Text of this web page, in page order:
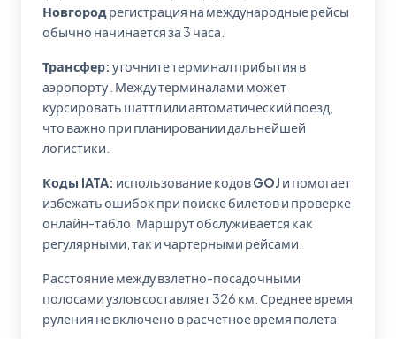
Новгородрегистрация на международные рейсы
обычно начинается за 3 часа.
Трансфер: уточните терминал прибытия в
аэропорту . Между терминалами может
курсировать шаттл или автоматический поезд,
что важно при планировании дальнейшей
логистики.
Коды IATA: использование кодовGOJ и помогает
избежать ошибок при поиске билетов и проверке
онлайн-табло. Маршрут обслуживается как
регулярными, так и чартерными рейсами.
Расстояние между взлетно-посадочными
полосами узлов составляет 326 км. Среднее время
руления не включено в расчетное время полета.